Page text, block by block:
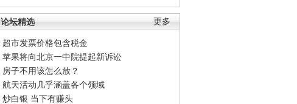
更多
论坛精选
超市发票价格包含税金
苹果将向北京一中院提起新诉讼
房子不用该怎么放？
航天活动几乎涵盖各个领域
炒白银 当下有赚头